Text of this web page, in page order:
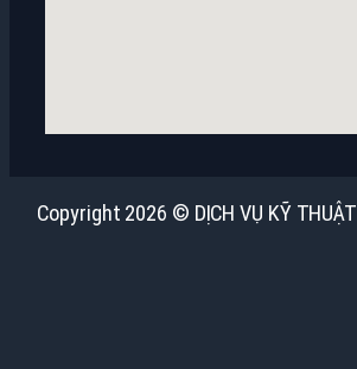
Copyright 2026 © DỊCH VỤ KỸ